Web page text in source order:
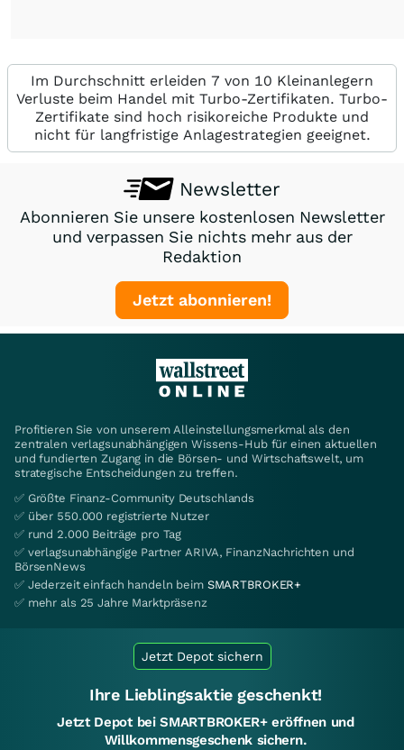
Im Durchschnitt erleiden 7 von 10 Kleinanlegern
Verluste beim Handel mit Turbo-Zertifikaten. Turbo-
Zertifikate sind hoch risikoreiche Produkte und
nicht für langfristige Anlagestrategien geeignet.
Newsletter
Abonnieren Sie unsere kostenlosen Newsletter
und verpassen Sie nichts mehr aus der
Redaktion
Jetzt abonnieren!
Profitieren Sie von unserem Alleinstellungsmerkmal als den
zentralen verlagsunabhängigen Wissens-Hub für einen aktuellen
und fundierten Zugang in die Börsen- und Wirtschaftswelt, um
strategische Entscheidungen zu treffen.
✅ Größte Finanz-Community Deutschlands
✅ über 550.000 registrierte Nutzer
✅ rund 2.000 Beiträge pro Tag
✅ verlagsunabhängige Partner ARIVA, FinanzNachrichten und
BörsenNews
✅ Jederzeit einfach handeln beim SMARTBROKER+
✅ mehr als 25 Jahre Marktpräsenz
Jetzt Depot sichern
Ihre Lieblingsaktie geschenkt!
Jetzt Depot bei SMARTBROKER+ eröffnen und
Willkommensgeschenk sichern.